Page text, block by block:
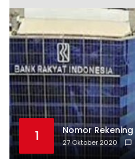
1 Nomor
27 Oktober 2020